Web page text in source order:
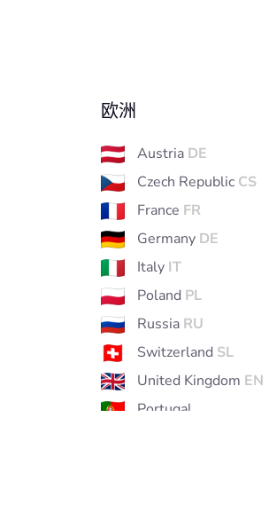
欧洲
Austria DE
Czech Republic CS
France FR
Germany DE
Italy IT
Poland PL
Russia RU
Switzerland SL
United Kingdom EN
Portugal